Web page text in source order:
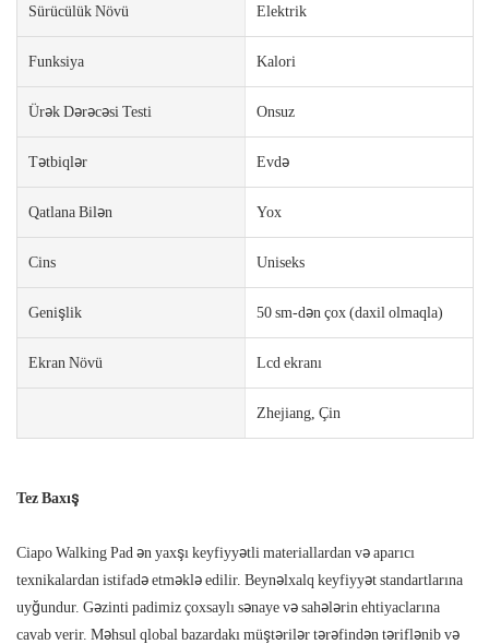
Sürücülük Növü Elektrik
Funksiya Kalori
Ürək Dərəcəsi Testi Onsuz
Tətbiqlər Evdə
Qatlana Bilən Yox
Cins Uniseks
Genişlik 50 sm-dən çox (daxil olmaqla)
Ekran Növü Lcd ekranı
Zhejiang, Çin
Tez Baxış
Ciapo Walking Pad ən yaxşı keyfiyyətli materiallardan və aparıcı
texnikalardan istifadə etməklə edilir. Beynəlxalq keyfiyyət standartlarına
uyğundur. Gəzinti padimiz çoxsaylı sənaye və sahələrin ehtiyaclarına
cavab verir. Məhsul qlobal bazardakı müştərilər tərəfindən təriflənib və